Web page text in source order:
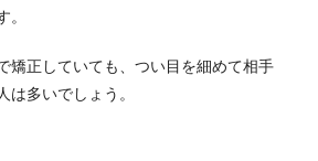
。
矯正していても、つい目を細めて相手
は多いでしょう。